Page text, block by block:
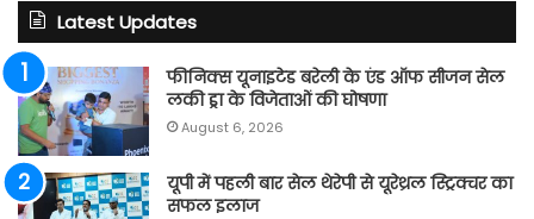
Latest Updates
फीनिक्स यूनाइटेड बरेली के एंड ऑफ सीजन सेल
लकी ड्रा के विजेताओं की घोषणा
August 6, 2026
यूपी में पहली बार सेल थेरेपी से यूरेथ्रल स्ट्रिक्चर का
सफल इलाज